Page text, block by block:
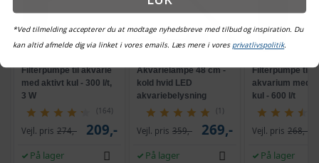
Filterpumpe til akvarie
med aktivt kul - 300 l/t,
3 W
(164)
Vejl. pris 274,- 209,-
På lager
Akvarielampe 48 cm -
kold hvid LED
akvariebelysning
(1)
Vejl. pris 359,- 269,-
På lager
Filterpumpe til
akvarium med
kul - 600 l/t
Vejl. pris 268,-
På lager
*Ved tilmelding accepterer du at modtage nyhedsbreve med tilbud og inspiration. Du
kan altid afmelde dig via linket i vores emails. Læs mere i vores privatlivspolitik.